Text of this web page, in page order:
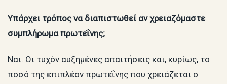
Υπάρχει τρόπος να διαπιστωθεί αν χρειαζόμαστε
συμπλήρωμα πρωτεΐνης;
Ναι. Οι τυχόν αυξημένες απαιτήσεις και, κυρίως, το
ποσό της επιπλέον πρωτεΐνης που χρειάζεται ο